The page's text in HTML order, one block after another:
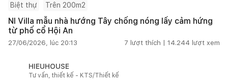
Biệt thự Trên 200m2
NI Villa mẫu nhà hướng Tây chống nóng lấy cảm hứng
từ phố cổ Hội An
27/06/2026, lúc 20:13 7 lượt thích | 14.244 lượt xem
HIEUHOUSE
Tư vấn, thiết kế - KTS/Thiết kế